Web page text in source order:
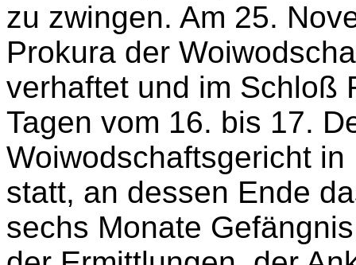
zu zwingen. Am 25.
Prokura der
verhaftet und im Schloß
Tagen vom 16. bis 17.
Woiwodschaftsgericht
statt, an dessen Ende
sechs Monate